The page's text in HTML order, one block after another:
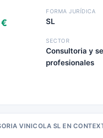
FORMA JURÍDICA
SL
SECTOR
Consultoria y
profesionales
VINICOLA SL EN